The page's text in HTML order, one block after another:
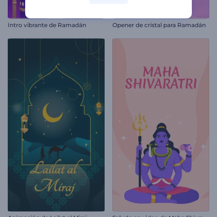
Intro vibrante de Ramadán Opener de cristal para Ramadán